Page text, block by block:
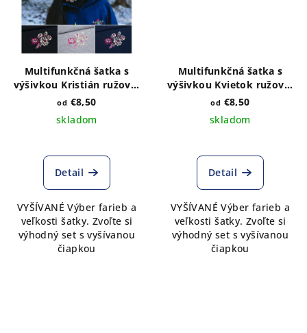
Multifunkčná šatka s
výšivkou Kristián ružový-
výber farieb a veľkosti
od €8,50
skladom
Detail
VYŠÍVANÉ Výber farieb a
veľkosti šatky. Zvoľte si
výhodný set s vyšívanou
čiapkou
Multifunkčná šatka s
výšivkou Kvietok ružový-
výber farieb a veľkosti
od €8,50
skladom
Detail
VYŠÍVANÉ Výber farieb a
veľkosti šatky. Zvoľte si
výhodný set s vyšívanou
čiapkou